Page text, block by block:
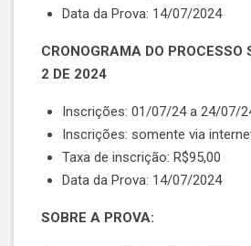
Data da Prova: 14/07/2024
CRONOGRAMA DO PROCESSO
2 DE 2024
Inscrições: 01/07/24 a 24/07/
Inscrições: somente via
Taxa de inscrição: R$95,00
Data da Prova: 14/07/2024
SOBRE A PROVA: